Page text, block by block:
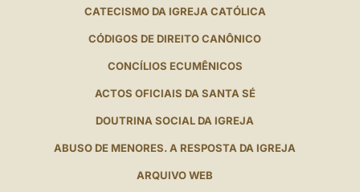
CATECISMO DA IGREJA CATÓLICA
CÓDIGOS DE DIREITO CANÔNICO
CONCÍLIOS ECUMÊNICOS
ACTOS OFICIAIS DA SANTA SÉ
DOUTRINA SOCIAL DA IGREJA
ABUSO DE MENORES. A RESPOSTA DA IGREJA
ARQUIVO WEB